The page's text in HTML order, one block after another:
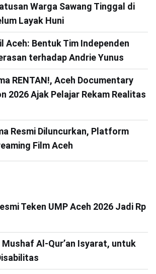
Warga Sawang Tinggal di
Layak Huni
Aceh: Bentuk Tim Independen
terhadap Andrie Yunus
RENTAN!, Aceh Documentary
2026 Ajak Pelajar Rekam Realitas
Resmi Diluncurkan, Platform
Film Aceh
Teken UMP Aceh 2026 Jadi Rp
Al-Qur’an Isyarat, untuk